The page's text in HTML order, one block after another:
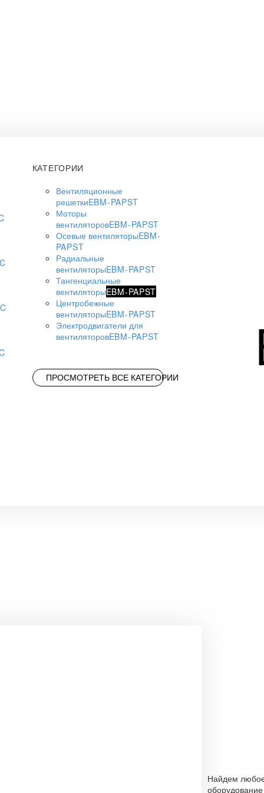
КАТЕГОРИИ
Вентиляционные
решеткиEBM-PAPST
Моторы
вентиляторовEBM-PAPST
Осевые вентиляторыEBM-
PAPST
Радиальные
вентиляторыEBM-PAPST
Тангенциальные
вентиляторыEBM-PAPST
Центробежные
вентиляторыEBM-PAPST
Электродвигатели для
вентиляторовEBM-PAPST
ПРОСМОТРЕТЬ ВСЕ КАТЕГОРИИ
Найдем
оборудование